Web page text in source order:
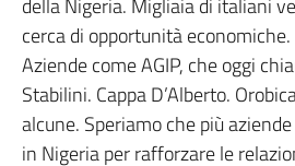
della Nigeria. Migliaia di italiani
cerca di opportunità
Aziende come AGIP, che oggi
Stabilini. Cappa D’Alberto.
alcune. Speriamo che più
in Nigeria per rafforzare le